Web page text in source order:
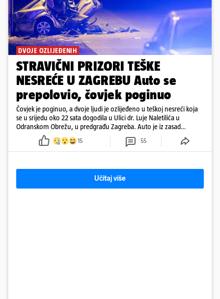
DVOJE OZLIJEĐENIH
STRAVIČNI PRIZORI TEŠKE
NESREĆE U ZAGREBU Auto se
prepolovio, čovjek poginuo
Čovjek je poginuo, a dvoje ljudi je ozlijeđeno u teškoj nesreći koja
se u srijedu oko 22 sata dogodila u Ulici dr. Luje Naletilića u
Odranskom Obrežu, u predgrađu Zagreba. Auto je iz zasad
neutvrđenih razloga sletio s kolnika, a od siline udara vozilo se
prepolovilo.
15 55
Učitaj više